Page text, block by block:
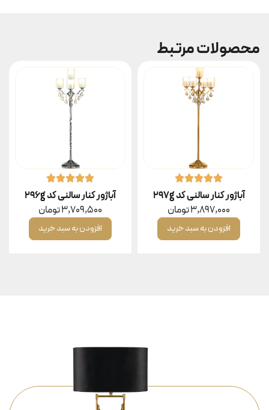
محصولات مرتبط
آباژور کنار سالنی کد 297g
3,897,000تومان
افزودن به سبد خرید
آباژور کنار سالنی کد 296g
3,709,500تومان
افزودن به سبد خرید